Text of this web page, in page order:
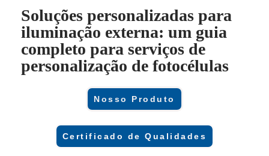
Soluções personalizadas para
iluminação externa: um guia
completo para serviços de
personalização de fotocélulas
Nosso Produto
Certificado de Qualidades